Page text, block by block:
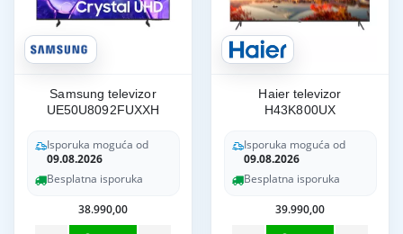
Samsung televizor
UE50U8092FUXXH
Isporuka moguća od
09.08.2026
Besplatna isporuka
38.990,00
Haier televizor
H43K800UX
Isporuka moguća od
09.08.2026
Besplatna isporuka
39.990,00